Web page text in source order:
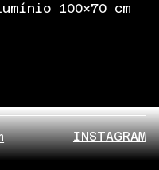
100x70 cm
INSTAGRAM